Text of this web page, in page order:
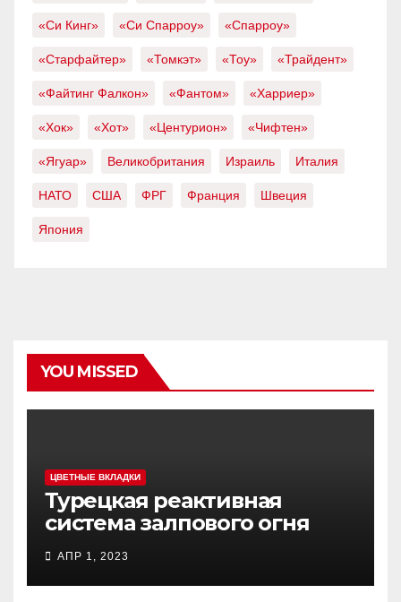
«Си Кинг» «Си Спарроу» «Спарроу»
«Старфайтер» «Томкэт» «Тоу» «Трайдент»
«Файтинг Фалкон» «Фантом» «Харриер»
«Хок» «Хот» «Центурион» «Чифтен»
«Ягуар» Великобритания Израиль Италия
НАТО США ФРГ Франция Швеция
Япония
YOU MISSED
ЦВЕТНЫЕ ВКЛАДКИ
Турецкая реактивная
система залпового огня
MCL (Multi-Caliber Launcher)
АПР 1, 2023